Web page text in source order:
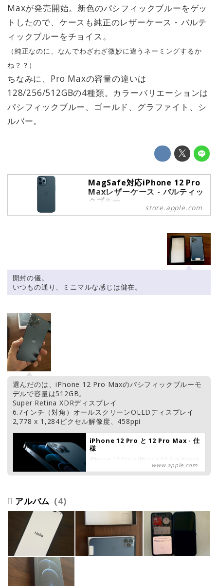
Maxが発売開始。新色のパシフィックブルーをゲッ
トしたので、ケースも純正のレザーケース - バルテ
ィックブルーをチョイス。
（純正なのに、なんでわざわざ微妙に違うネーミングするか
ね？？）
ちなみに、Pro Maxの容量の違いは
128/256/512GBの4種類。カラーバリエーションは
パシフィックブルー、ゴールド、グラファイト、シ
ルバー。
MagSafe対応iPhone 12 Pro
Maxレザーケース - バルティッ
クブルー
ブルーのMagSafe対応レザーケー
ッシュに守ります。apple.comで今
store.apple.com
開封の儀。
いつもの通り、ミニマルな感じは健在。
選んだのは、iPhone 12 Pro Maxのパシフィックブルーモ
デルで容量は512GB。
Super Retina XDRディスプレイ
6.7インチ（対角）オールスクリーンOLEDディスプレイ
2,778 x 1,284ピクセル解像度、458ppi
iPhone 12 Pro と 12 Pro Max - 仕
様
iPhone 12 ProとiPhone 12 Pro Maxは
5G、A14 Bionic、Ceramic Shield、
LiDAR、Dolby Visionのビデオ撮影など魅
www.apple.com
4